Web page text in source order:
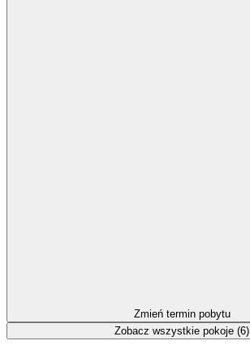
Zmień termin pobytu
Zobacz wszystkie pokoje (6)